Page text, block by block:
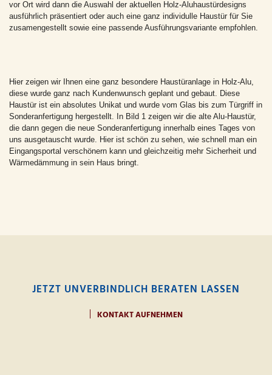
vor Ort wird dann die Auswahl der aktuellen Holz-Aluhaustürdesigns
ausführlich präsentiert oder auch eine ganz individulle Haustür für Sie
zusamengestellt sowie eine passende Ausführungsvariante empfohlen.
Hier zeigen wir Ihnen eine ganz besondere Haustüranlage in Holz-Alu,
diese wurde ganz nach Kundenwunsch geplant und gebaut. Diese
Haustür ist ein absolutes Unikat und wurde vom Glas bis zum Türgriff in
Sonderanfertigung hergestellt. In Bild 1 zeigen wir die alte Alu-Haustür,
die dann gegen die neue Sonderanfertigung innerhalb eines Tages von
uns ausgetauscht wurde. Hier ist schön zu sehen, wie schnell man ein
Eingangsportal verschönern kann und gleichzeitig mehr Sicherheit und
Wärmedämmung in sein Haus bringt.
JETZT UNVERBINDLICH BERATEN LASSEN
KONTAKT AUFNEHMEN